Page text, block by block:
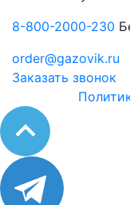
8-800-2000-230
order@gazovik.ru
Заказать звонок